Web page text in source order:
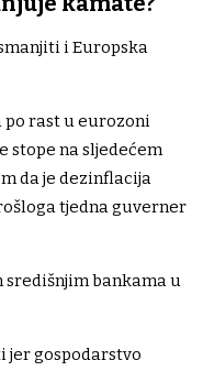
i Europska
po rast u eurozoni
stope na sljedećem
da je dezinflacija
tjedna guverner
središnjim bankama u
jer gospodarstvo